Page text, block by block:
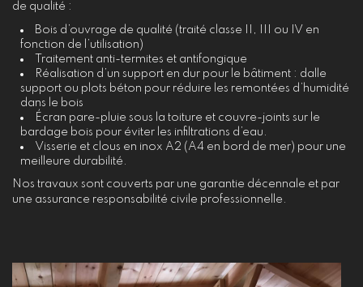
de qualité :
Bois d’ouvrage de qualité (traité classe II, III ou IV en
fonction de l’utilisation)
Traitement anti-termites et antifongique
Réalisation d’un support en dur pour le bâtiment : dalle
support ou plots béton pour réduire les remontées d’humidité
dans le bois
Écran pare-pluie sous la toiture et couvre-joints sur le
bardage bois pour éviter les infiltrations d’eau.
Visserie et clous en inox A2 (A4 en bord de mer) pour une
meilleure durabilité.
Nos travaux sont couverts par une garantie décennale et par
une assurance responsabilité civile professionnelle.